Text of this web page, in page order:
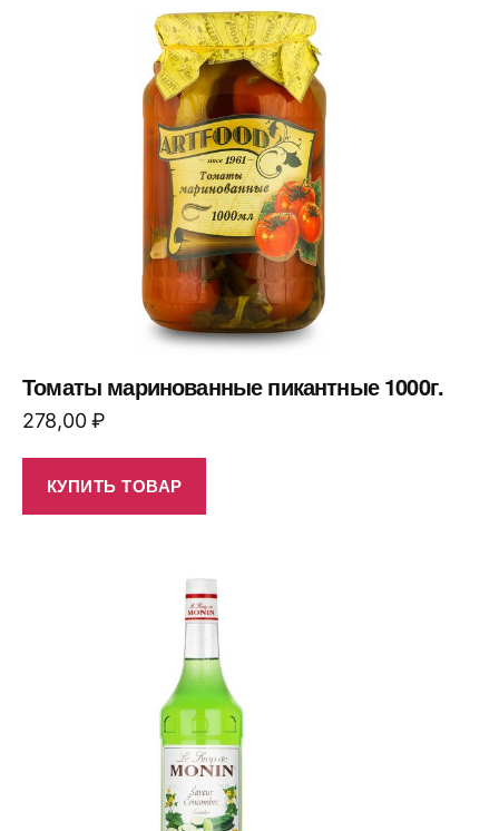
Томаты маринованные пикантные 1000г.
278,00₽
КУПИТЬ ТОВАР